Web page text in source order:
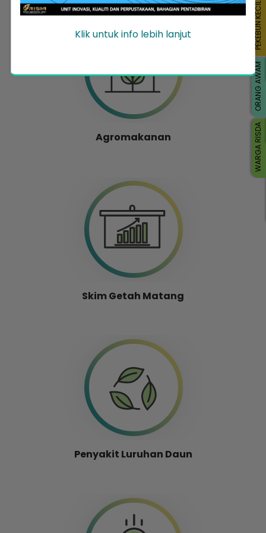
Agromakanan
Skim Getah Matang
Penyakit Luruhan Daun
WARGA RISDA
ORANG AWAM
PEKEBUN KECIL
Klik untuk info lebih lanjut